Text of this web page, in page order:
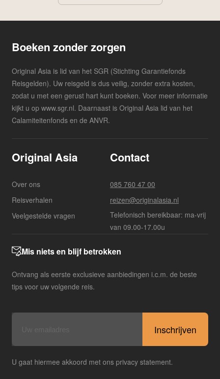
Boeken zonder zorgen
Original Asia is lid van het SGR (Stichting Garantiefonds
Reisgelden). Uw reisgeld is dus veilig, zonder extra kosten,
zodat u met een gerust hart kunt boeken. Voor meer informatie
kijkt u op www.sgr.nl. Daarnaast is Original Asia lid van het
Calamiteitenfonds en de ANVR.
Original Asia
Over ons
Reisverhalen
Veelgestelde vragen
Contact
085 760 47 00
reizen@originalasia.nl
Telefonisch bereikbaar: ma-vrij
van 09.00-17.00u
Mis niets en blijf betrokken
Ontvang als eerste exclusieve aanbiedingen i.c.m. de beste
tips voor uw volgende reis.
U gaat hiermee akkoord met ons privacy statement.